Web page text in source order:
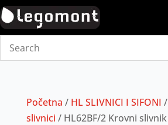
Početna / HL SLIVNICI I SIFONI /
slivnici / HL62BF/2 Krovni slivnik